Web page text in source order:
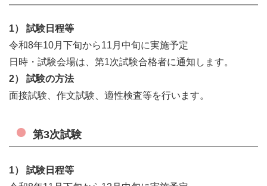
1） 試験日程等
令和8年10月下旬から11月中旬に実施予定
日時・試験会場は、第1次試験合格者に通知します。
2） 試験の方法
面接試験、作文試験、適性検査等を行います。
第3次試験
1） 試験日程等